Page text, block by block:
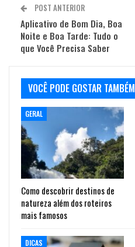
POST ANTERIOR
Aplicativo de Bom Dia, Boa
Noite e Boa Tarde: Tudo o
que Você Precisa Saber
VOCÊ PODE GOSTAR TAMBÉM
GERAL
Como descobrir destinos de
natureza além dos roteiros
mais famosos
DICAS